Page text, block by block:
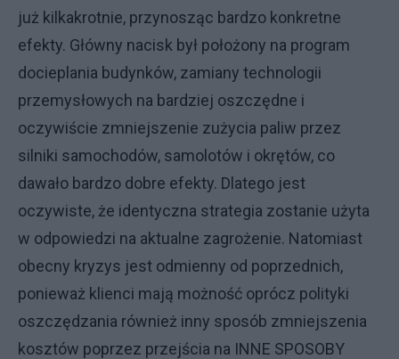
już kilkakrotnie, przynosząc bardzo konkretne
efekty. Główny nacisk był położony na program
docieplania budynków, zamiany technologii
przemysłowych na bardziej oszczędne i
oczywiście zmniejszenie zużycia paliw przez
silniki samochodów, samolotów i okrętów, co
dawało bardzo dobre efekty. Dlatego jest
oczywiste, że identyczna strategia zostanie użyta
w odpowiedzi na aktualne zagrożenie. Natomiast
obecny kryzys jest odmienny od poprzednich,
ponieważ klienci mają możność oprócz polityki
oszczędzania również inny sposób zmniejszenia
kosztów poprzez przejścia na INNE SPOSOBY